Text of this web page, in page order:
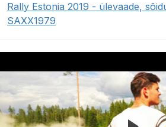
Rally Estonia 2019 - ülevaade,
SAXX1979